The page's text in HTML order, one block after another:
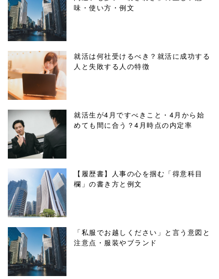
content/themes
/tapbiz_theme/
parts/sns-
buttons.php on
line10
/1135557"
onclick="windo
w.open(this.hre
f, 'Gwindow',
'width=550,
height=450,
menubar=no,
toolbar=no,
scrollbars=yes'
味・使い方・例文
就活は何社受けるべき？就活に成功する
人と失敗する人の特徴
就活生が4月ですべきこと・4月から始
めても間に合う？4月時点の内定率
【履歴書】人事の心を掴む「得意科目
欄」の書き方と例文
「私服でお越しください」と言う意図と
注意点・服装やブランド